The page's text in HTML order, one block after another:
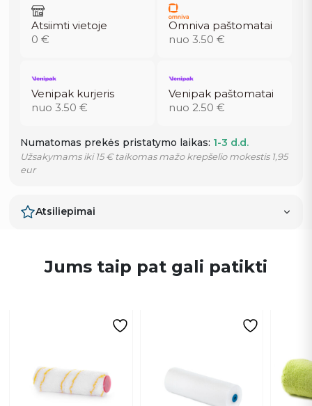
Atsiimti vietoje
0 €
Omniva paštomatai
nuo 3.50 €
Venipak kurjeris
nuo 3.50 €
Venipak paštomatai
nuo 2.50 €
Numatomas prekės pristatymo laikas: 1-3 d.d.
Užsakymams iki 15 € taikomas mažo krepšelio mokestis 1,95
eur
Atsiliepimai
Jums taip pat gali patikti